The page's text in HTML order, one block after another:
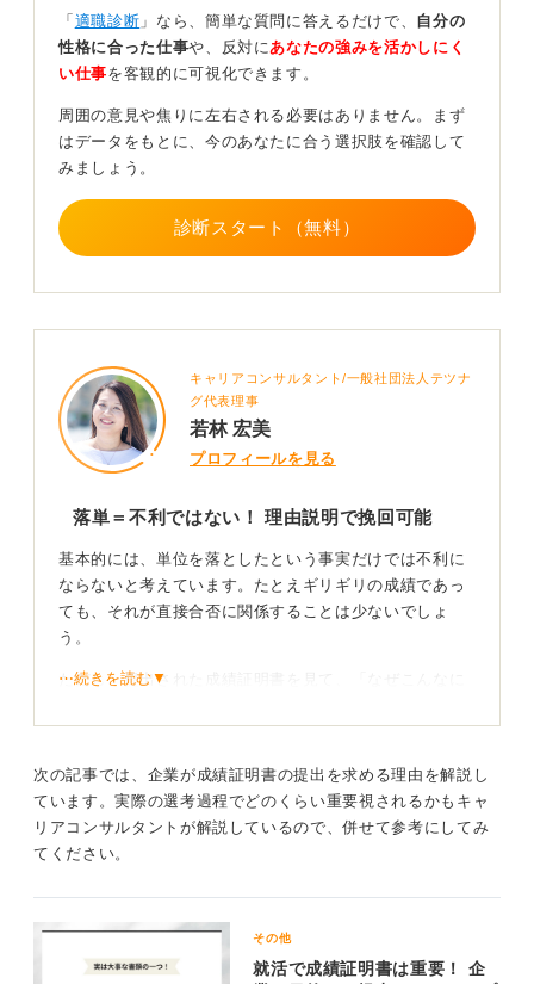
正直に理由を伝えることが企業との信頼関係を作る
たとえば、ある一年だけ単位を落としてしまったという
ケースもあるでしょう。「体調を崩した」「ほかに熱中
したことがあった」など、さまざまな理由から学校の勉
ここで声を大にして言いたいのは、単位を落とした理由
で噓をついてはいけないということです。仮に、その理
由が自分にとって不利に感じる内容でも、素直にその理
きる内容を準備する方が重要だと言えます。
0
「 適職診断 」なら、簡単な質問に答えるだけで、 自分の
性格に合った仕事や、反対に あなたの強みを活かしにく
い仕事を客観的に可視化できます。
周囲の意見や焦りに左右される必要はありません。まず
はデータをもとに、今のあなたに合う選択肢を確認して
みましょう。
診断スタート（無料）
キャリアコンサルタント/一般社団法人テツナ
グ代表理事
若林 宏美
プロフィールを見る
落単＝不利ではない！ 理由説明で挽回可能
基本的には、単位を落としたという事実だけでは不利に
ならないと考えています。たとえギリギリの成績であっ
ても、それが直接合否に関係することは少ないでしょ
う。
ただし、提出された成績証明書を見て、「なぜこんなに
る可能性はあります。その際に、相手が納得できるよう
成績証明書はプラスαの要素！ 成績だけで合否は決
まらない
私の知る限り、採用担当者が集まる情報交換の場でも、
学生の成績だけが話題になることはほとんどありませ
ん。成績証明書は、本当にその大学に在籍していたかど
うかの確認のために必要とされるくらいかもしれませ
⋯続きを読む▼
次の記事では、企業が成績証明書の提出を求める理由を解説し
ています。実際の選考過程でどのくらい重要視されるかもキャ
リアコンサルタントが解説しているので、併せて参考にしてみ
てください。
その他
就活で成績証明書は重要！ 企